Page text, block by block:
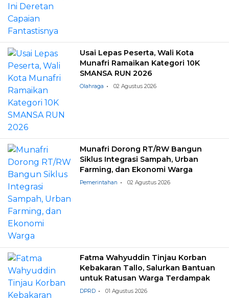
Usai Lepas Peserta, Wali Kota
Munafri Ramaikan Kategori 10K
SMANSA RUN 2026
Olahraga 02 Agustus 2026
Munafri Dorong RT/RW Bangun
Siklus Integrasi Sampah, Urban
Farming, dan Ekonomi Warga
Pemerintahan 02 Agustus 2026
Fatma Wahyuddin Tinjau Korban
Kebakaran Tallo, Salurkan Bantuan
untuk Ratusan Warga Terdampak
DPRD 01 Agustus 2026